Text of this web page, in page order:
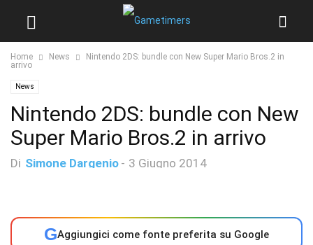
Home News
Nintendo 2DS: bundle con New Super Mario Bros.2 in
arrivo
News
Nintendo 2DS: bundle con New
Super Mario Bros.2 in arrivo
Di Simone Dargenio - 3 Giugno 2014
GAggiungici come fonte preferita su Google